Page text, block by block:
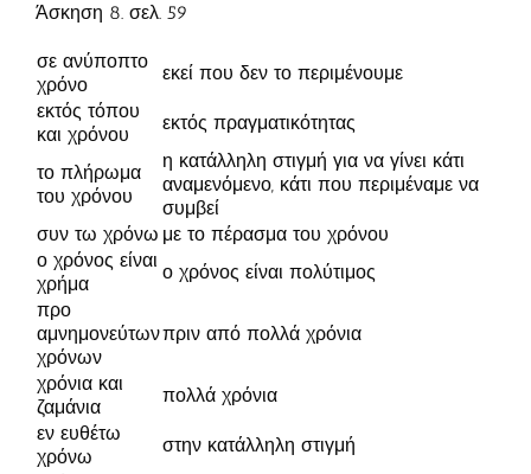
Άσκηση 8. σελ. 59
σε ανύποπτο
χρόνο
εκεί που δεν το περιμένουμε
εκτός τόπου
και χρόνου
εκτός πραγματικότητας
το πλήρωμα
του χρόνου
η κατάλληλη στιγμή για να γίνει κάτι
αναμενόμενο, κάτι που περιμέναμε να
συμβεί
συν τω χρόνω με το πέρασμα του χρόνου
ο χρόνος είναι
χρήμα
ο χρόνος είναι πολύτιμος
προ
αμνημονεύτων
χρόνων
πριν από πολλά χρόνια
χρόνια και
ζαμάνια
πολλά χρόνια
εν ευθέτω
χρόνω
στην κατάλληλη στιγμή